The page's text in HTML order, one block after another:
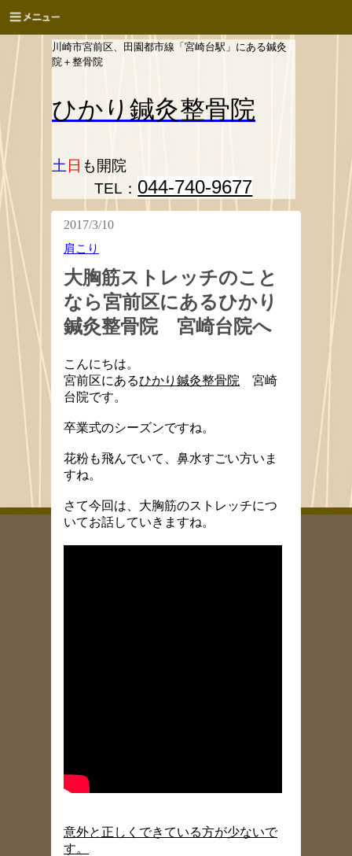
川崎市宮前区、田園都市線「宮崎台駅」にある鍼灸
院＋整骨院
ひかり 鍼灸整骨院
土 日 も開院
TEL： 044-740-9677
2017/3/10
肩こり
大胸筋ストレッチのこと
なら宮前区にあるひかり
鍼灸整骨院 宮崎台院へ
こんにちは。
宮前区にあるひかり鍼灸整骨院 宮崎
台院です。
卒業式のシーズンですね。
花粉も飛んでいて、鼻水すごい方いま
すね。
さて今回は、大胸筋のストレッチにつ
いてお話していきますね。
意外と正しくできている方が少ないで
す。